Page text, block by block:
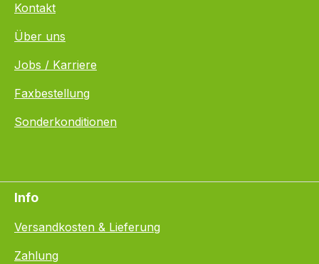
Kontakt
Über uns
Jobs / Karriere
Faxbestellung
Sonderkonditionen
Info
Versandkosten & Lieferung
Zahlung